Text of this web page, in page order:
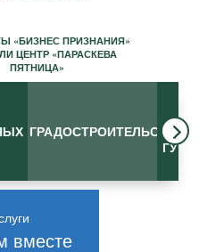
«БИЗНЕС ПРИЗНАНИЯ»
ЦЕНТР «ПАРАСКЕВА
ПЯТНИЦА»
ГРАДОСТРОИТЕЛЬСТВО
ГУ
next
вместе